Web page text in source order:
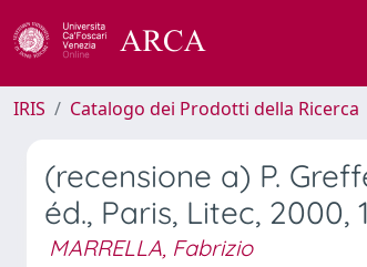
IRIS Catalogo dei Prodotti della Ricerca
(recensione a) P.
éd., Paris, Litec, 2000,
MARRELLA, Fabrizio